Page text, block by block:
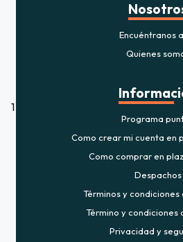
1
Encuéntranos
Quienes
Programa
Como crear mi cuenta en
Como comprar en
Despachos
Términos y
Término y condiciones
Privacidad y